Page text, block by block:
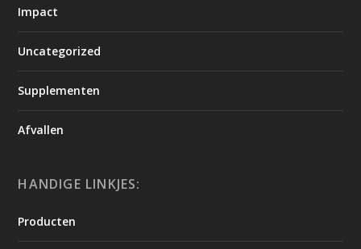
Impact
Uncategorized
Supplementen
Afvallen
HANDIGE LINKJES:
Producten